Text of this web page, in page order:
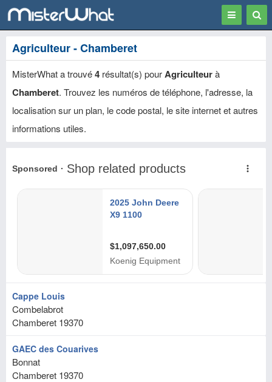
Toggle
Agriculteur - Chamberet
MisterWhat a trouvé4 résultat(s) pourAgriculteurà
Chamberet. Trouvez les numéros de téléphone, l'adresse, la
localisation sur un plan, le code postal, le site internet et autres
informations utiles.
Cappe Louis
Combelabrot
Chamberet 19370
GAEC des Couarives
Bonnat
Chamberet 19370